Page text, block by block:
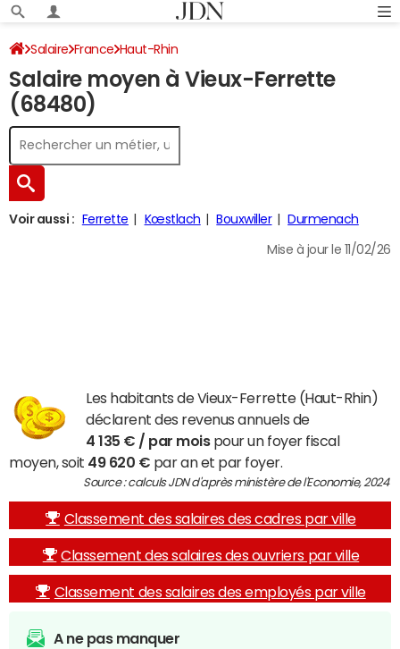
Salaire France Haut-Rhin
Salaire moyen à Vieux-Ferrette
(68480)
Voir aussi : Ferrette Kœstlach Bouxwiller Durmenach
Mise à jour le 11/02/26
Les habitants de Vieux-Ferrette (Haut-Rhin)
déclarent des revenus annuels de
4 135 € / par moispour un foyer fiscal
moyen, soit 49 620 € par an et par foyer.
Source : calculs JDN d'après ministère de l'Economie, 2024
Classement des salaires des cadres par ville
Classement des salaires des ouvriers par ville
Classement des salaires des employés par ville
A ne pas manquer